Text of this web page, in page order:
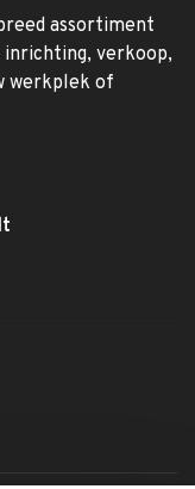
assortiment
verkoop,
werkplek of